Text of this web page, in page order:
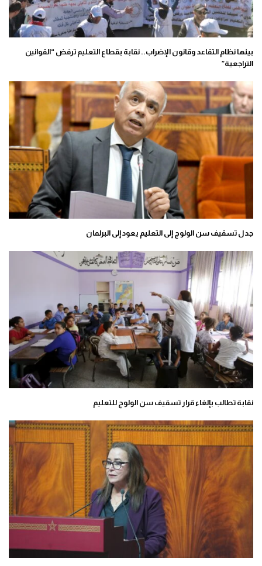
بينها نظام التقاعد وقانون الإضراب.. نقابة بقطاع التعليم ترفض “القوانين
التراجعية”
جدل تسقيف سن الولوج إلى التعليم يعود إلى البرلمان
نقابة تطالب بإلغاء قرار تسقيف سن الولوج للتعليم